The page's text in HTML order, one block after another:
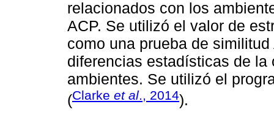
relacionados con los
ACP. Se utilizó el valor de
como una prueba de
diferencias estadísticas de
ambientes. Se utilizó el
(Clarke et al., 2014).